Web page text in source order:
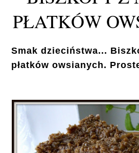
PŁATKÓW
Smak dzieciństwa...
płatków owsianych.